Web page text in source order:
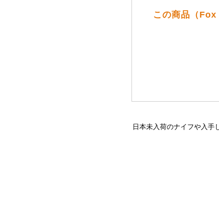
この商品（
日本未入荷のナイフや入手